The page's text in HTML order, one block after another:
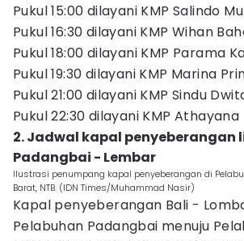
Pukul 15:00 dilayani KMP Salindo
Pukul 16:30 dilayani KMP Wihan
Pukul 18:00 dilayani KMP Parama
Pukul 19:30 dilayani KMP Marina
Pukul 21:00 dilayani KMP Sindu
Pukul 22:30 dilayani KMP Athayana
2. Jadwal kapal penyeberangan
Padangbai - Lembar
Ilustrasi penumpang kapal penyeberangan di
Barat, NTB. (IDN Times/Muhammad Nasir)
Kapal penyeberangan Bali -
Pelabuhan Padangbai menuju